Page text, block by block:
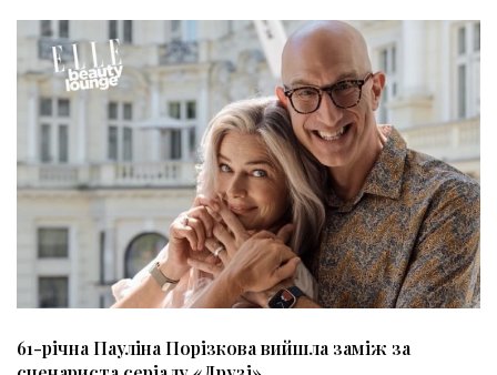
61-річна Пауліна Порізкова вийшла заміж за